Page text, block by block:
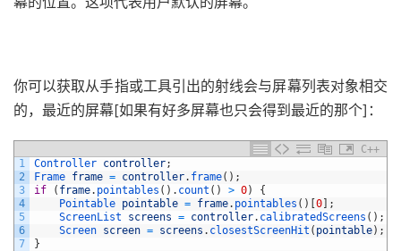
你可以获取从手指或工具引出的射线会与屏幕列表对象相交
的，最近的屏幕[如果有好多屏幕也只会得到最近的那个]：
C++
1
2
3
4
5
6
7
Controller controller;
Frame frame = controller. frame( ) ;
if
( frame. pointables ( ) . count ( ) > 0)
{
Pointable pointable = frame. pointables ( ) 0
;
ScreenList screens = controller. calibratedScreens ( ) ;
Screen screen = screens . closestScreenHit ( pointable) ;
}